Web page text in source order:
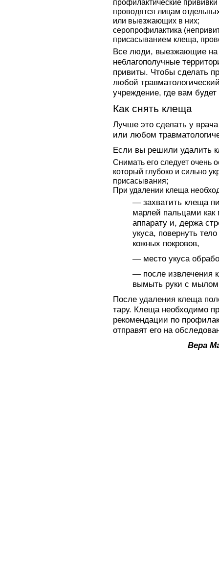
профилактические
проводятся лицам
или выезжающих в них;
серопрофилактика
присасыванием клеща,
Все люди, выезжающие на
неблагополучные
привиты. Чтобы сделать
любой
учреждение, где вам
Как снять клеща
Лучше это сделать у
или любом
Если вы решили удалить
Снимать его следует очень
который глубоко и сильно
присасывания;
При удалении клеща
— захватить клеща
марлей пальцами как
аппарату и, держа
укуса, повернуть
кожных покровов,
— место укуса
— после извлечения
вымыть руки с
После удаления клеща
тару. Клеща необходимо
рекомендации по
отправят его на
Вера